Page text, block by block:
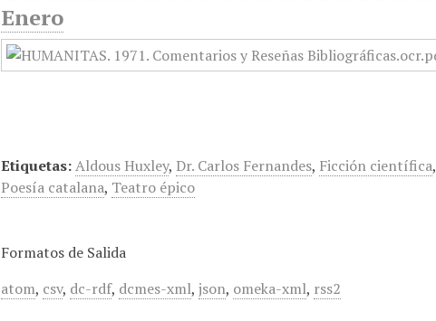
Enero
Etiquetas:Aldous Huxley, Dr. Carlos Fernandes, Ficción científica,
Poesía catalana, Teatro épico
Formatos de Salida
atom, csv, dc-rdf, dcmes-xml,json, omeka-xml, rss2